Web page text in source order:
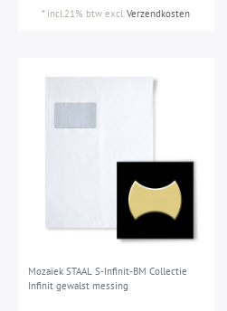
* incl.21% btw excl.Verzendkosten
Mozaïek STAAL S-Infinit-BM Collectie
Infinit gewalst messing